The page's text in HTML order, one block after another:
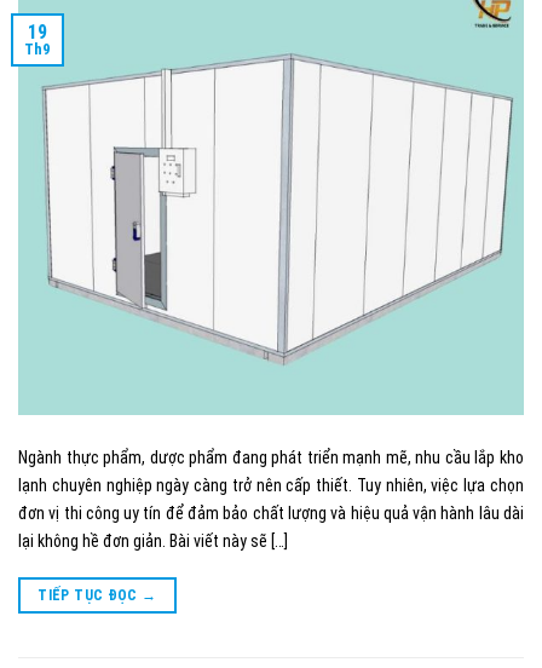
19
Th9
Ngành thực phẩm, dược phẩm đang phát triển mạnh mẽ, nhu cầu lắp kho
lạnh chuyên nghiệp ngày càng trở nên cấp thiết. Tuy nhiên, việc lựa chọn
đơn vị thi công uy tín để đảm bảo chất lượng và hiệu quả vận hành lâu dài
lại không hề đơn giản. Bài viết này sẽ […]
TIẾP TỤC ĐỌC →